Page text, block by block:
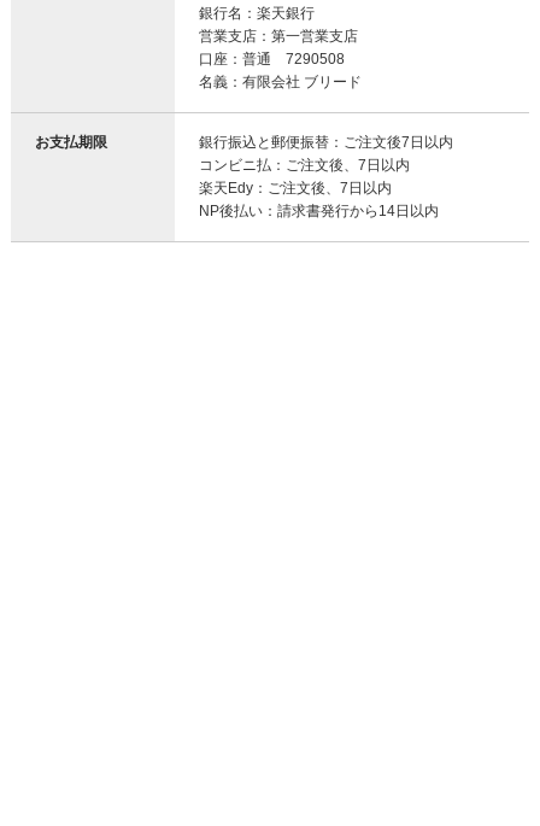
銀行名：楽天銀行
営業支店：第一営業支店
口座：普通 7290508
名義：有限会社 ブリード
お支払期限
銀行振込と郵便振替：ご注文後7日以内
コンビニ払：ご注文後、7日以内
楽天Edy：ご注文後、7日以内
NP後払い：請求書発行から14日以内